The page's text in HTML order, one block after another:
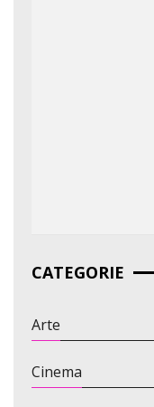
CATEGORIE
Arte
Cinema